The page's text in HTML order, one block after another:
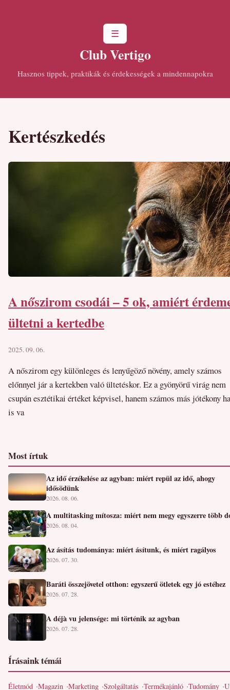
☰
Club Vertigo
Hasznos tippek, praktikák és érdekességek a mindennapokra
Kertészkedés
A nőszirom csodái – 5 ok, amiért
ültetni a kertedbe
2025. 09. 06.
A nőszirom egy különleges és lenyűgöző növény, amely számos
előnnyel jár a kertekben való ültetéskor. Ez a gyönyörű virág nem
csupán esztétikai értéket képvisel, hanem számos más jótékony
is va
Most írtuk
Az idő érzékelése az agyban: miért repül az idő, ahogy
idősödünk
2026. 08. 06.
A multitasking mítosza: miért nem megy egyszerre több
2026. 08. 04.
Az ásítás tudománya: miért ásítunk, és miért ragályos
2026. 07. 30.
Baráti összejövetel otthon: egyszerű ötletek egy jó estéhez
2026. 07. 28.
A déjà vu jelensége: mi történik az agyban
2026. 07. 28.
Írásaink témái
Életmód Magazin Marketing Szolgáltatás Termékajánló Tudomány